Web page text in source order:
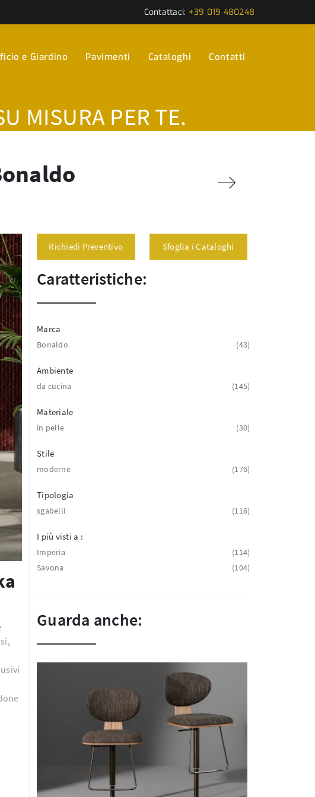
Contattaci: +39 019 480248
e Giardino Pavimenti Cataloghi Contatti
MISURA PER TE.
Richiedi Preventivo Sfoglia i Cataloghi
Caratteristiche:
Marca
Bonaldo 43
Ambiente
da cucina 145
Materiale
in pelle 30
Stile
moderne 176
Tipologia
sgabelli 116
I più visti a :
Imperia
114
Savona
104
Guarda anche: